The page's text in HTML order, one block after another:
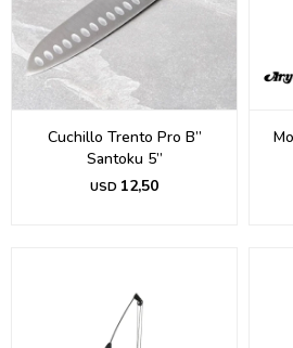
Cuchillo Trento Pro B”
Santoku 5”
USD 12,50